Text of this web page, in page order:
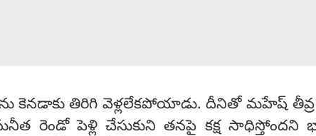
కెనడాకు తిరిగి వెళ్లలేకపోయాడు. దీనితో మహేష్
రెండో పెళ్లి చేసుకుని తనపై కక్ష సాధిస్తోందని